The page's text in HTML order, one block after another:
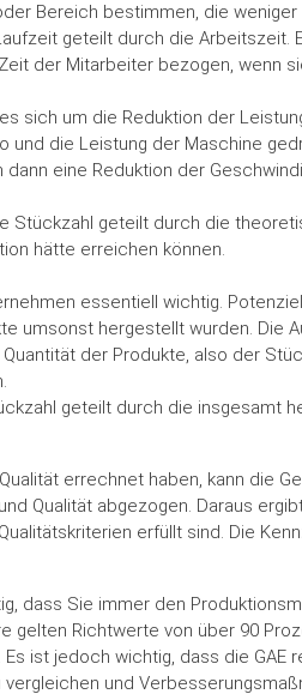
Bereich bestimmen, die
geteilt durch die
der Mitarbeiter bezogen, wenn
sich um die Reduktion der
und die Leistung der Maschine
eine Reduktion der
Stückzahl geteilt durch die
hätte erreichen können.
essentiell wichtig.
umsonst hergestellt wurden.
der Produkte, also der
geteilt durch die insgesamt
errechnet haben, kann die
Qualität abgezogen. Daraus
erfüllt sind. Die
dass Sie immer den
gelten Richtwerte von über 90
ist jedoch wichtig, dass die
und